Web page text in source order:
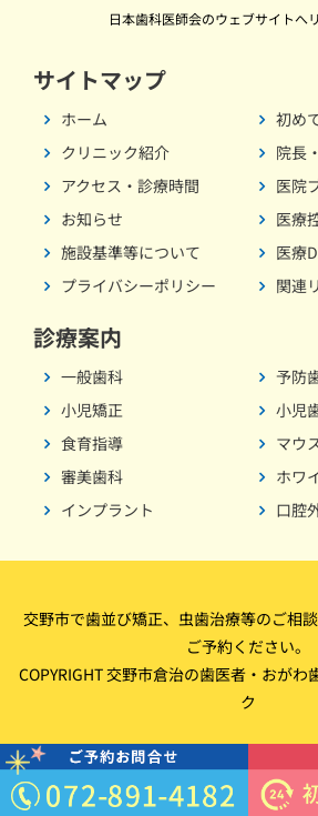
日本歯科医師会のウェブサイトへ
サイトマップ
ホーム
初め
クリニック紹介
院長
アクセス・診療時間
医院
お知らせ
医療
施設基準等について
医療
プライバシーポリシー
関連
診療案内
一般歯科
予防
小児矯正
小児
食育指導
マウ
審美歯科
ホワ
インプラント
口腔
交野市で歯並び矯正、虫歯治療等のご相
ご予約ください。
COPYRIGHT 交野市倉治の歯医者・おがわ
ク